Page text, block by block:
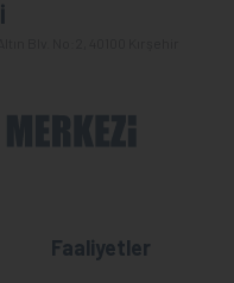
Faaliyetler